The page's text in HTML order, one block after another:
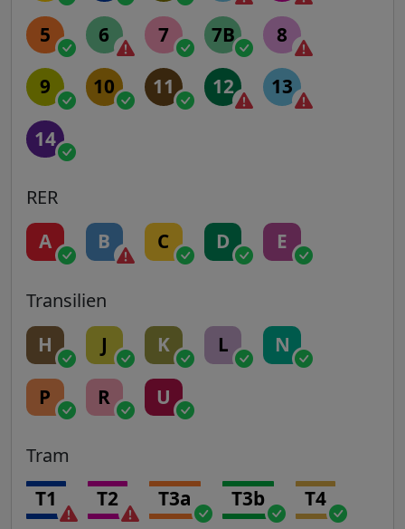
5 6 7 7B 8
9 10 11 12 13
14
RER
A B C D E
Transilien
H J K L N
P R U
Tram
T1 T2 T3a T3b T4